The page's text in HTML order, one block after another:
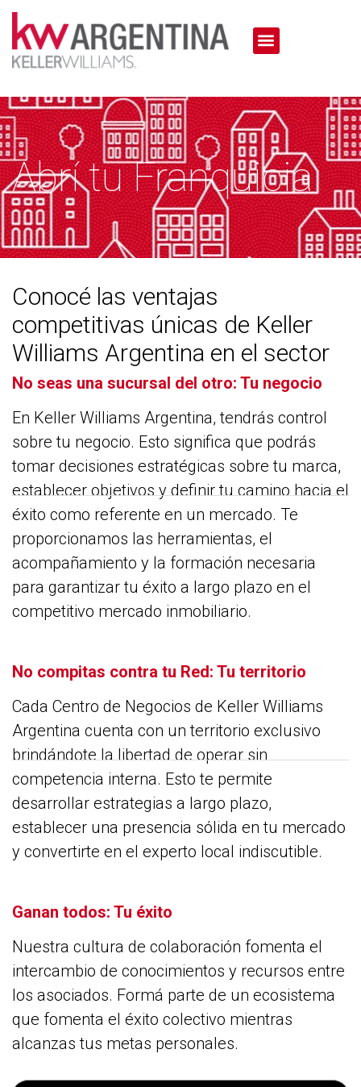
Abrí tu Franquicia
Conocé las ventajas
competitivas únicas de Keller
Williams Argentina en el sector
No seas una sucursal del otro: Tu negocio
En Keller Williams Argentina, tendrás control
sobre tu negocio. Esto significa que podrás
tomar decisiones estratégicas sobre tu marca,
establecer objetivos y definir tu camino hacia el
éxito como referente en un mercado. Te
proporcionamos las herramientas, el
acompañamiento y la formación necesaria
para garantizar tu éxito a largo plazo en el
competitivo mercado inmobiliario.
No compitas contra tu Red: Tu territorio
Cada Centro de Negocios de Keller Williams
Argentina cuenta con un territorio exclusivo
brindándote la libertad de operar sin
competencia interna. Esto te permite
desarrollar estrategias a largo plazo,
establecer una presencia sólida en tu mercado
y convertirte en el experto local indiscutible.
Ganan todos: Tu éxito
Nuestra cultura de colaboración fomenta el
intercambio de conocimientos y recursos entre
los asociados. Formá parte de un ecosistema
que fomenta el éxito colectivo mientras
alcanzas tus metas personales.